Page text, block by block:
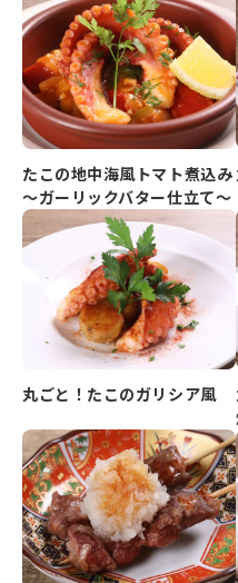
たこの地中海風トマト煮込み
～ガーリックバター仕立て～
丸ごと！たこのガリシア風